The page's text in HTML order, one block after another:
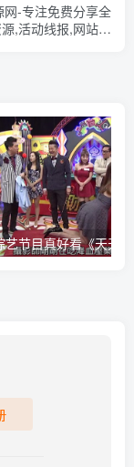
网-专注免费分享全
,活动线报,网站源